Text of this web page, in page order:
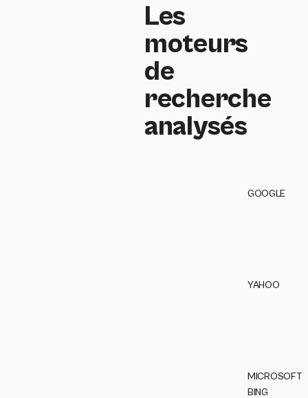
Les
moteurs
de
recherche
analysés
GOOGLE
YAHOO
MICROSOFT
BING